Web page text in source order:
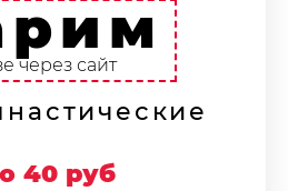
через сайт
40 руб